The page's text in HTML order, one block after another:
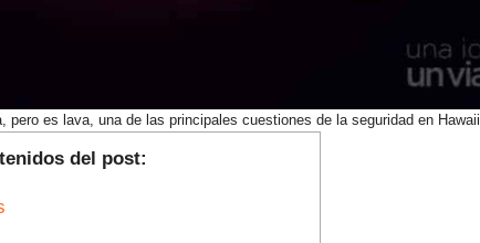
pero es lava, una de las principales cuestiones de la seguridad en Hawaii
del post: